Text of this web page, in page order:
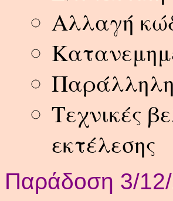
Αλλαγή
Τεχνικές
εκτέλεσης
Παράδοση 3/